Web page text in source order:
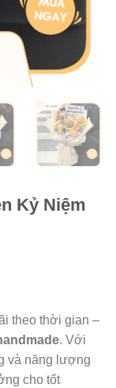
Kỷ Niệm
₫.
theo thời gian –
. Với
và năng lượng
cho tốt